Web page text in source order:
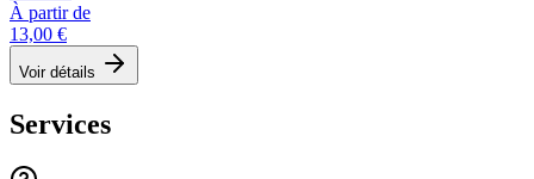
À partir de
13,00 €
Voir détails
Services